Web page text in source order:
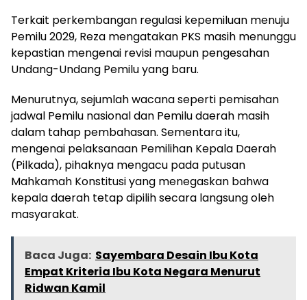
Terkait perkembangan regulasi kepemiluan menuju
Pemilu 2029, Reza mengatakan PKS masih menunggu
kepastian mengenai revisi maupun pengesahan
Undang-Undang Pemilu yang baru.
Menurutnya, sejumlah wacana seperti pemisahan
jadwal Pemilu nasional dan Pemilu daerah masih
dalam tahap pembahasan. Sementara itu,
mengenai pelaksanaan Pemilihan Kepala Daerah
(Pilkada), pihaknya mengacu pada putusan
Mahkamah Konstitusi yang menegaskan bahwa
kepala daerah tetap dipilih secara langsung oleh
masyarakat.
Baca Juga: Sayembara Desain Ibu Kota
Empat Kriteria Ibu Kota Negara Menurut
Ridwan Kamil